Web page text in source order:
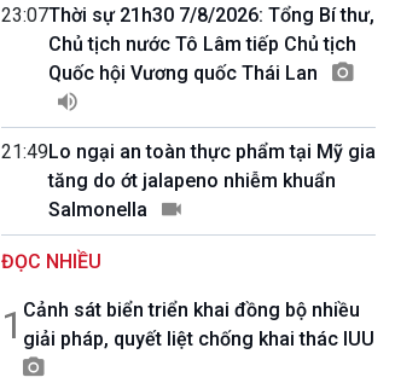
10 phút Sự kiện - Luận bàn
Câu chuyện thời sự
Dòng chảy sự kiện
Diễn đàn chủ nhật
Chuyện đêm
23:07Thời sự 21h30 7/8/2026: Tổng Bí thư,
Chủ tịch nước Tô Lâm tiếp Chủ tịch
Quốc hội Vương quốc Thái Lan
21:49Lo ngại an toàn thực phẩm tại Mỹ gia
tăng do ớt jalapeno nhiễm khuẩn
Salmonella
ĐỌC NHIỀU
1 Cảnh sát biển triển khai đồng bộ nhiều
giải pháp, quyết liệt chống khai thác IUU